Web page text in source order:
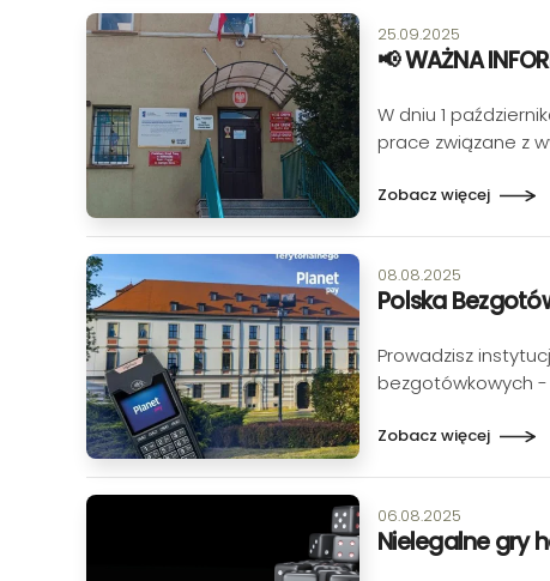
Data publikacji:
25.09.2025
📢 WAŻNA
W dniu 1
prace związane z
Zobacz więcej
Data publikacji:
08.08.2025
Polska
Prowadzisz
bezgotówkowych -
Zobacz więcej
Data publikacji:
06.08.2025
Nielegalne gry